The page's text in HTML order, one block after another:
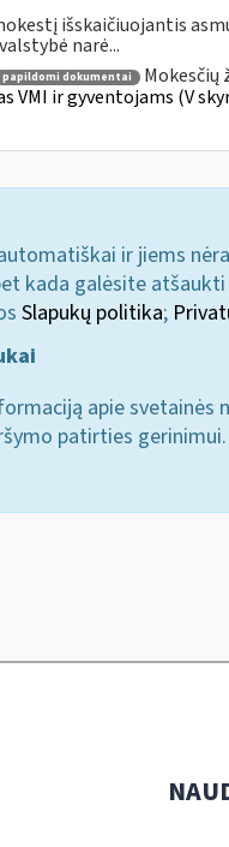
išskaičiuojantis
narė...
papildomi dokumentai Mokesčių
ir gyventojams (V
ir jiems
kada galėsite
Slapukų politika;
apie svetainės
patirties gerinimui.